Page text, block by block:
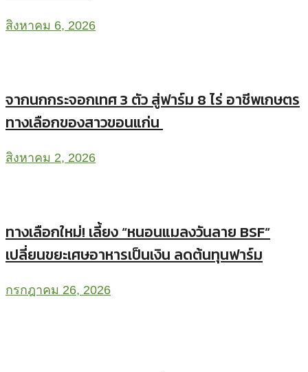
สิงหาคม 6, 2026
จากนกกระจอกเทศ 3 ตัว สู่ฟาร์ม 8 ไร่ อาชีพเกษตร
ทางเลือกของสาวขอนแก่น
สิงหาคม 2, 2026
ทางเลือกใหม่! เลี้ยง “หนอนแมลงวันลาย BSF”
เปลี่ยนขยะเศษอาหารเป็นเงิน ลดต้นทุนฟาร์ม
กรกฎาคม 26, 2026